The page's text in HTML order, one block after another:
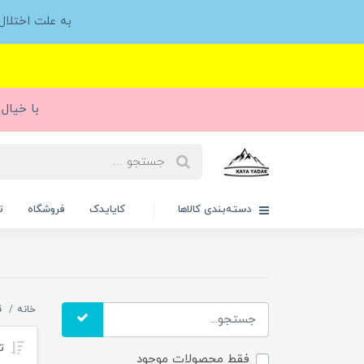
به علت
با
دسته‌بندی کالاها کایایدک فروشگاه
فقط محصولات موجود
خانه